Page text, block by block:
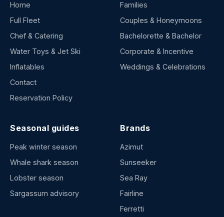
Home
Full Fleet
Chef & Catering
Water Toys & Jet Ski
Inflatables
Contact
Reservation Policy
Families
Couples & Honeymoons
Bachelorette & Bachelor
Corporate & Incentive
Weddings & Celebrations
Seasonal guides
Peak winter season
Whale shark season
Lobster season
Sargassum advisory
Brands
Azimut
Sunseeker
Sea Ray
Fairline
Ferretti